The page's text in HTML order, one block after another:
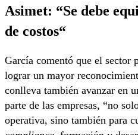
Asimet: “Se debe
de costos“
García comentó que el sector
lograr un mayor
conlleva también avanzar en
parte de las empresas, “no
operativa, sino también para